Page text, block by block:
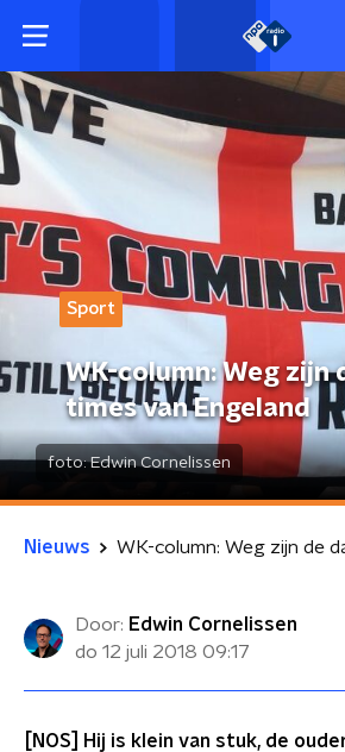
Sport
WK-column: Weg zijn
times van Engeland
foto:Edwin Cornelissen
Nieuws
Door: Edwin Cornelissen
do 12 juli 2018 09:17
[NOS] Hij is klein van stuk, de